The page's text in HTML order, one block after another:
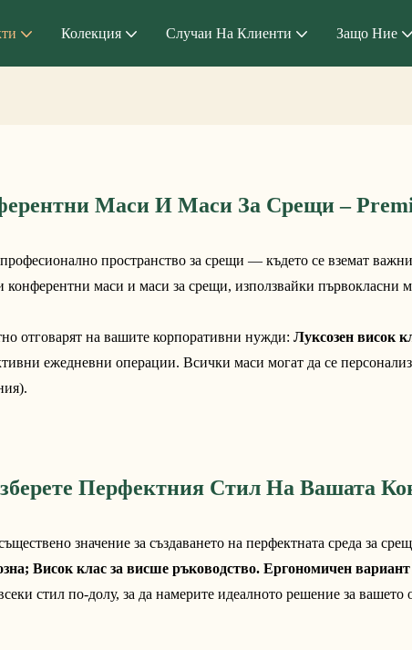
Колекция Случаи На Клиенти Защо Ние
Маси И Маси За Срещи –
пространство за срещи — където се вземат
маси и маси за срещи, използвайки първокласни
отговарят на вашите корпоративни нужди: Луксозен висок
ежедневни операции. Всички маси могат да се
Перфектния Стил На Вашата
значение за създаването на перфектната среда за
Висок клас за висше ръководство. Ергономичен
стил по-долу, за да намерите идеалното решение за